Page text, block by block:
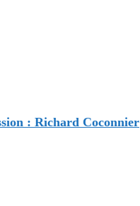
: Richard Coconnier